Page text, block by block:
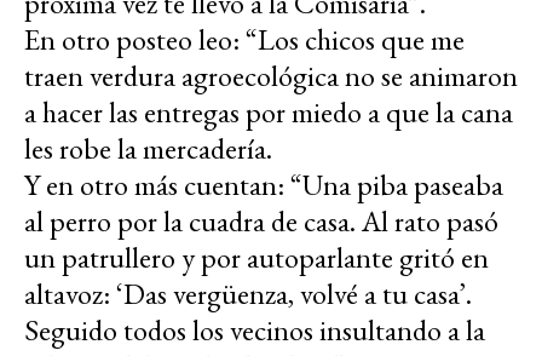
En otro posteo leo: “Los chicos que me
traen verdura agroecológica no se animaron
a hacer las entregas por miedo a que la cana
les robe la mercadería.
Y en otro más cuentan: “Una piba paseaba
al perro por la cuadra de casa. Al rato pasó
un patrullero y por autoparlante gritó en
altavoz: ‘Das vergüenza, volvé a tu casa’.
Seguido todos los vecinos insultando a la